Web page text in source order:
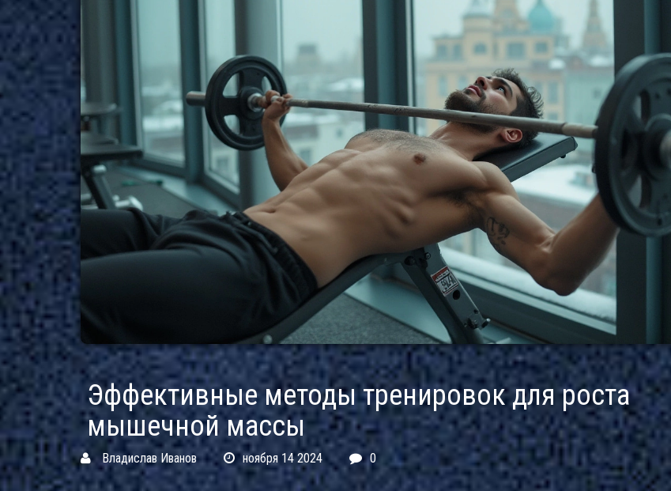
Эффективные методы тренировок для роста
мышечной массы
Владислав Иванов ноября 14 2024 0